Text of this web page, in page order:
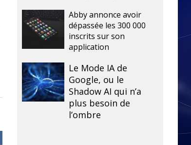
Abby annonce avoir
dépassée les 300 000
inscrits sur son
application
Le Mode IA de
Google, ou le
Shadow AI qui n’a
plus besoin de
l’ombre